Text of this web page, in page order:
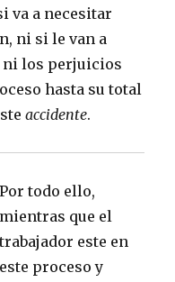
va a necesitar
ni si le van a
ni los perjuicios
hasta su total
accidente.
Por todo ello,
mientras que el
trabajador este en
este proceso y